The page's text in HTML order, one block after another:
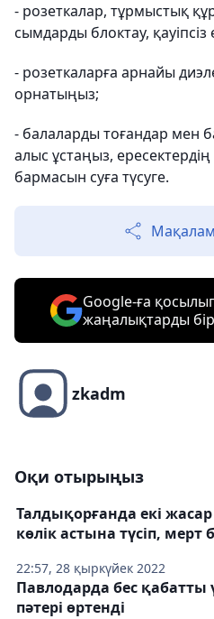
- розеткалар, тұрмыстық
сымдарды блоктау, қауіпсіз
- розеткаларға арнайы
орнатыңыз;
- балаларды тоғандар мен
алыс ұстаңыз,
бармасын суға түсуге.
Google-ға
жаңалықтарды
zkadm
Оқи отырыңыз
22:57, 28 қыркүйек 2022
Талдықорғанда екі
көлік астына түсіп, мерт
Павлодарда бес қабатты
пәтері өртенді